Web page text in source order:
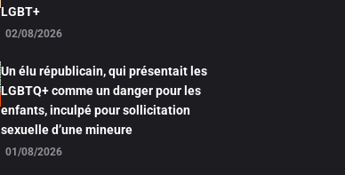
LGBT+
02/08/2026
Un élu républicain, qui présentait les
LGBTQ+ comme un danger pour les
enfants, inculpé pour sollicitation
sexuelle d’une mineure
01/08/2026